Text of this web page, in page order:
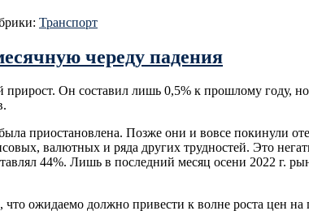
Транспорт
череду падения
Он составил лишь 0,5% к прошлому году,
приостановлена. Позже они и вовсе покинули
валютных и ряда других трудностей. Это
44%. Лишь в последний месяц осени 2022 г.
ожидаемо должно привести к волне роста цен